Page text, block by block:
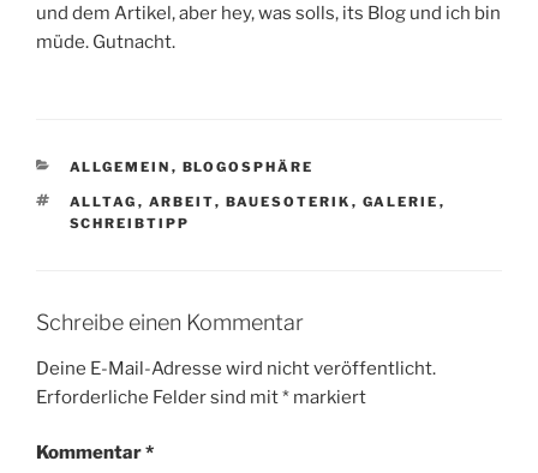
und dem Artikel, aber hey, was solls, its Blog und ich bin
müde. Gutnacht.
KATEGORIEN
ALLGEMEIN , BLOGOSPHÄRE
SCHLAGWÖRTER
ALLTAG , ARBEIT, BAUESOTERIK , GALERIE ,
SCHREIBTIPP
Schreibe einen Kommentar
Deine E-Mail-Adresse wird nicht veröffentlicht.
Erforderliche Felder sind mit* markiert
Kommentar*